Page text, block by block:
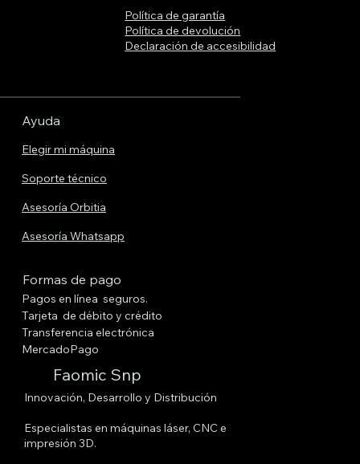
Faomic Snp
Innovación, Desarrollo y Distribución
Especialistas en máquinas láser, CNC e
impresión 3D.
Política de garantía
Política de devolución
Declaración de accesibilidad
Ayuda
Elegir mi máquina
Soporte técnico
Asesoría Orbitia
Asesoría Whatsapp
Formas de pago
Pagos en línea seguros.
Tarjeta de débito y crédito
Transferencia electrónica
MercadoPago